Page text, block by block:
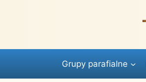
Grupy parafialne